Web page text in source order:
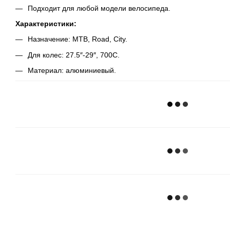
Подходит для любой модели велосипеда.
Характеристики:
Назначение: MTB, Road, City.
Для колес: 27.5″-29″, 700C.
Материал: алюминиевый.